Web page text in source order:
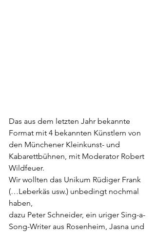
Das aus dem letzten Jahr bekannte
Format mit 4 bekannten Künstlern von
den Münchener Kleinkunst- und
Kabarettbühnen, mit Moderator Robert
Wildfeuer.
Wir wollten das Unikum Rüdiger Frank
(…Leberkäs usw.) unbedingt nochmal
haben,
dazu Peter Schneider, ein uriger Sing-a-
Song-Writer aus Rosenheim, Jasna und